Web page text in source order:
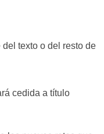
texto o del resto de
cedida a título